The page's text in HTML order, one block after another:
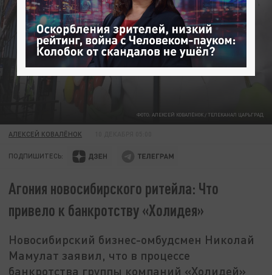
ФОТО: АЛЕКСЕЙ КОВАЛЁНОК / ТЕЛЕКАНАЛ ЦАРЬГРАД
АЛЕКСЕЙ КОВАЛЁНОК
ПОДПИШИТЕСЬ:
Агония новосибирского ритейла: Что
привело к банкротству «Холидея»
Новосибирский бизнес-омбудсмен Николай
Мамулат заявил, что в процессе
банкротства группы компаний «Холидей»